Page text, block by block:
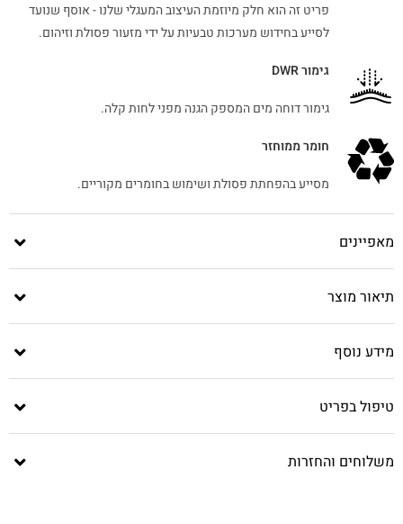
פריט זה הוא חלק מיוזמת העיצוב המעגלי שלנו - אוסף שנועד
לסייע בחידוש מערכות טבעיות על ידי מזעור פסולת וזיהום.
גימור DWR
גימור דוחה מים המספק הגנה מפני לחות קלה.
חומר ממוחזר
מסייע בהפחתת פסולת ושימוש בחומרים מקוריים.
מאפיינים
תיאור מוצר
מידע נוסף
טיפול בפריט
משלוחים והחזרות